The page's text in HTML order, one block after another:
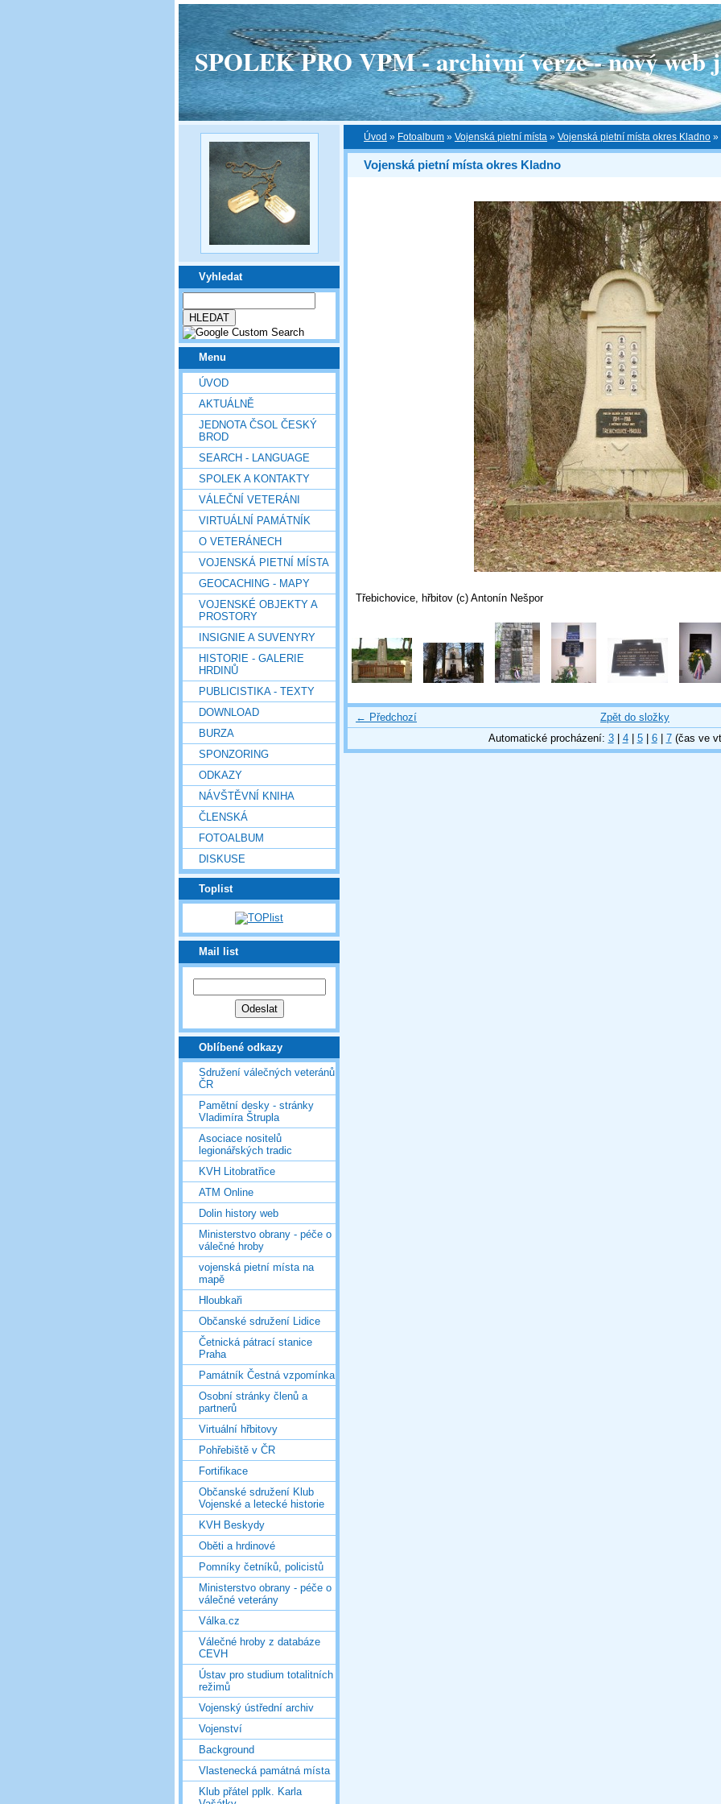
SPOLEK PRO VPM - archivní verze - nový web
Vyhledat
Menu
ÚVOD
AKTUÁLNĚ
JEDNOTA ČSOL ČESKÝ
BROD
SEARCH - LANGUAGE
SPOLEK A KONTAKTY
VÁLEČNÍ VETERÁNI
VIRTUÁLNÍ PAMÁTNÍK
O VETERÁNECH
VOJENSKÁ PIETNÍ MÍSTA
GEOCACHING - MAPY
VOJENSKÉ OBJEKTY A
PROSTORY
INSIGNIE A SUVENYRY
HISTORIE - GALERIE
HRDINŮ
PUBLICISTIKA - TEXTY
DOWNLOAD
BURZA
SPONZORING
ODKAZY
NÁVŠTĚVNÍ KNIHA
ČLENSKÁ
FOTOALBUM
DISKUSE
Toplist
Mail list
Oblíbené odkazy
Sdružení válečných veteránů
ČR
Pamětní desky - stránky
Vladimíra Štrupla
Asociace nositelů
legionářských tradic
KVH Litobratřice
ATM Online
Dolin history web
Ministerstvo obrany - péče o
válečné hroby
vojenská pietní místa na
mapě
Hloubkaři
Občanské sdružení Lidice
Četnická pátrací stanice
Praha
Památník Čestná vzpomínka
Osobní stránky členů a
partnerů
Virtuální hřbitovy
Pohřebiště v ČR
Fortifikace
Občanské sdružení Klub
Vojenské a letecké historie
KVH Beskydy
Oběti a hrdinové
Pomníky četníků, policistů
Ministerstvo obrany - péče o
válečné veterány
Válka.cz
Válečné hroby z databáze
CEVH
Ústav pro studium totalitních
režimů
Vojenský ústřední archiv
Vojenství
Background
Vlastenecká památná místa
Klub přátel pplk. Karla
Úvod » Fotoalbum » Vojenská pietní místa » Vojenská pietní místa okres Kladno »
Vojenská pietní místa okres Kladno
Třebichovice, hřbitov (c) Antonín Nešpor
← Předchozí
Zpět do složky
Automatické procházení: 3| 4| 5| 6| 7(čas ve